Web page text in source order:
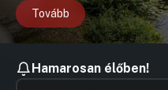
Tovább
Hamarosan élőben!